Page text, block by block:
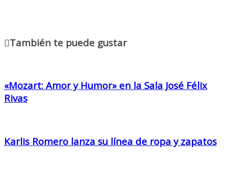
También te puede gustar
«Mozart: Amor y Humor» en la Sala José Félix
Rivas
Karlis Romero lanza su línea de ropa y zapatos